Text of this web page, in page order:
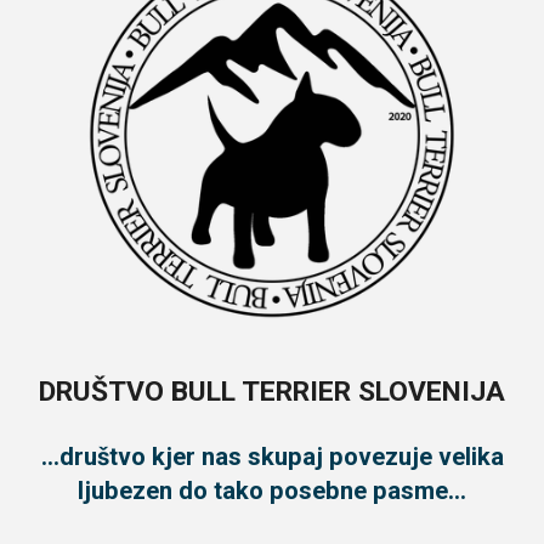
DRUŠTVO BULL TERRIER SLOVENIJA
...društvo kjer nas skupaj povezuje velika
ljubezen do tako posebne pasme...